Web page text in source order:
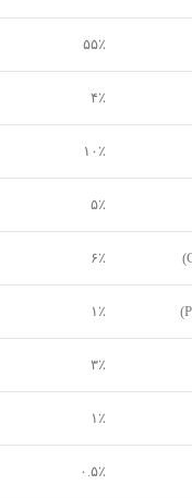
۵۵٪
۴٪
۱۰٪
۵٪
۶٪
۱٪
۳٪
۱٪
۰.۵٪